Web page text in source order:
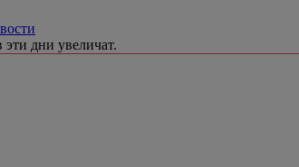
дни увеличат.